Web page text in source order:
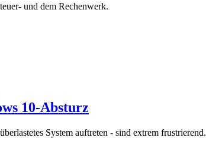
und dem Rechenwerk.
10-Absturz
System auftreten - sind extrem frustrierend.